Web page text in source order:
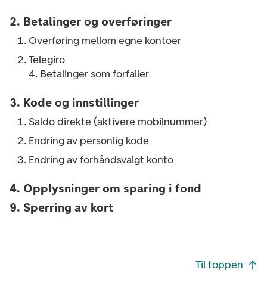
2. Betalinger og overføringer
Overføring mellom egne kontoer
Telegiro
4. Betalinger som forfaller
3. Kode og innstillinger
Saldo direkte (aktivere mobilnummer)
Endring av personlig kode
Endring av forhåndsvalgt konto
4. Opplysninger om sparing i fond
9. Sperring av kort
Til toppen